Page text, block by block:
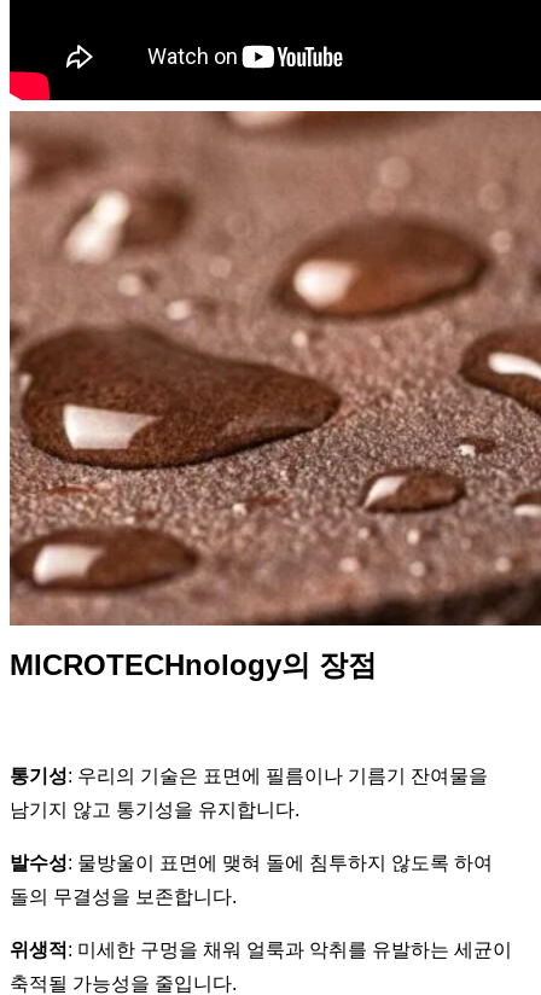
MICROTECHnology의 장점
통기성: 우리의 기술은 표면에 필름이나 기름기 잔여물을
남기지 않고 통기성을 유지합니다.
발수성: 물방울이 표면에 맺혀 돌에 침투하지 않도록 하여
돌의 무결성을 보존합니다.
위생적 : 미세한 구멍을 채워 얼룩과 악취를 유발하는 세균이
축적될 가능성을 줄입니다.